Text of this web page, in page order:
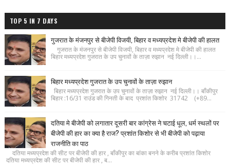
TOP 5 IN 7 DAYS
गुजरात के मंजनपुर से बीजेपी विजयी, बिहार व मध्यप्रदेश मे बीजेपी की हालत
गुजरात के मंजनपुर से बीजेपी विजयी, बिहार व मध्यप्रदेश मे बीजेपी की हालत
बिहार मध्यप्रदेश गुजरात के उप चुनावों के ताज़ा रुझान नई दिल्ली।।...
बिहार मध्यप्रदेश गुजरात के उप चुनावों के ताज़ा रुझान
बिहार मध्यप्रदेश गुजरात के उप चुनावों के ताज़ा रुझान नई दिल्ली।। बाँकीपुर
बिहार :16/31 राउंड की गिनती के बाद प्रशांत किशोर 31742 (+89...
दतिया मे बीजेपी को लगातार दूसरी बार कांग्रेस ने चटाई धूल, धर्म स्थलों पर
बीजेपी की हार का क्या है राज? प्रशांत किशोर से भी बीजेपी को पढ़ाया
राजनीति का पाठ
दतिया मध्यप्रदेश की सीट पर बीजेपी की हार , बाँकीपुर का बांका बनने के करीब प्रशांत किशोर
दतिया मध्यप्रदेश की सीट पर बीजेपी की हार , ब...